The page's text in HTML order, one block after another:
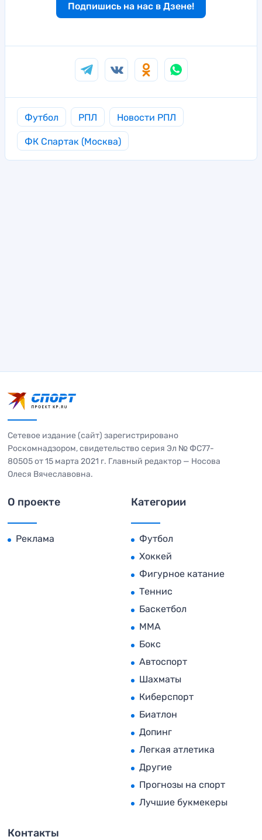
Подпишись на нас в Дзене!
Футбол РПЛ Новости РПЛ
ФК Спартак (Москва)
Сетевое издание (сайт) зарегистрировано
Роскомнадзором, свидетельство серия Эл № ФС77-
80505 от 15 марта 2021 г. Главный редактор — Носова
Олеся Вячеславовна.
О проекте
Реклама
Категории
Футбол
Хоккей
Фигурное катание
Теннис
Баскетбол
MMA
Бокс
Автоспорт
Шахматы
Киберспорт
Биатлон
Допинг
Легкая атлетика
Другие
Прогнозы на спорт
Лучшие букмекеры
Контакты